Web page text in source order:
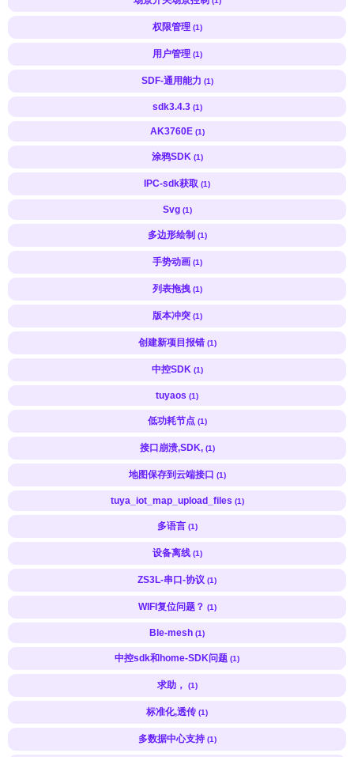
权限管理 (1)
用户管理 (1)
SDF-通用能力 (1)
sdk3.4.3 (1)
AK3760E (1)
涂鸦SDK (1)
IPC-sdk获取 (1)
Svg (1)
多边形绘制 (1)
手势动画 (1)
列表拖拽 (1)
版本冲突 (1)
创建新项目报错 (1)
中控SDK (1)
tuyaos (1)
低功耗节点 (1)
接口崩溃,SDK, (1)
地图保存到云端接口 (1)
tuya_iot_map_upload_files (1)
多语言 (1)
设备离线 (1)
ZS3L-串口-协议 (1)
WIFI复位问题？ (1)
Ble-mesh (1)
中控sdk和home-SDK问题 (1)
求助， (1)
标准化,透传 (1)
多数据中心支持 (1)